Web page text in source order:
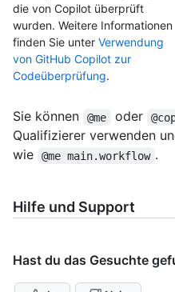
die von Copilot überprüft
wurden. Weitere Informationen
finden Sie unter Verwendung
von GitHub Copilot zur
Codeüberprüfung.
Sie können @me oder
Qualifizierer verwenden
wie
@me main.workflow .
Hilfe und Support
Hast du das Gesuchte